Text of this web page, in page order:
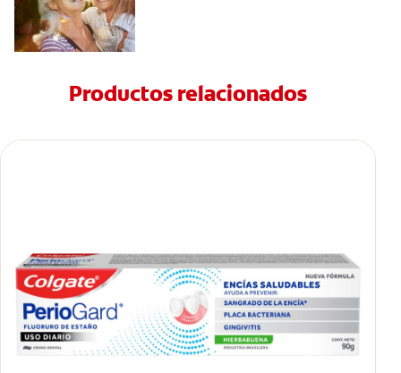
Productos relacionados